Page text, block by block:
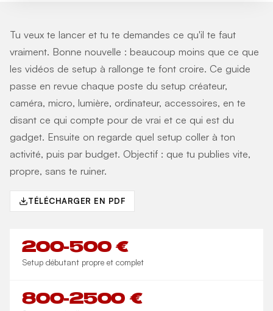
Tu veux te lancer et tu te demandes ce qu'il te faut
vraiment. Bonne nouvelle : beaucoup moins que ce que
les vidéos de setup à rallonge te font croire. Ce guide
passe en revue chaque poste du setup créateur,
caméra, micro, lumière, ordinateur, accessoires, en te
disant ce qui compte pour de vrai et ce qui est du
gadget. Ensuite on regarde quel setup coller à ton
activité, puis par budget. Objectif : que tu publies vite,
propre, sans te ruiner.
TÉLÉCHARGER EN PDF
200-500 €
Setup débutant propre et complet
800-2500 €